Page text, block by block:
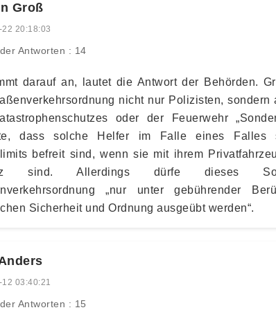
Groß
20:18:03
Antworten : 14
darauf an, lautet die Antwort der Behörden.
nicht nur Polizisten, sondern
oder der Feuerwehr
dass solche Helfer im Falle eines Falles
befreit sind, wenn sie mit ihrem
sind. Allerdings dürfe dieses
„nur unter gebührender
Sicherheit und Ordnung ausgeübt werden“.
03:40:21
Antworten : 15